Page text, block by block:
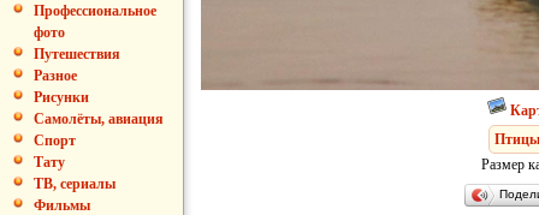
Профессиональное
фото
Путешествия
Разное
Рисунки
Самолёты, авиация
Спорт
Тату
ТВ, сериалы
Фильмы
Птицы
Размер